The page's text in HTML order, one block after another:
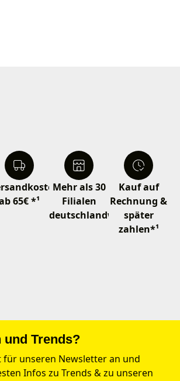
65€ *¹
Mehr als 30
Filialen
deutschlandweit
Kauf auf
Rechnung &
später
zahlen*¹
und Trends?
für unseren Newsletter an und
Infos zu Trends & zu unseren